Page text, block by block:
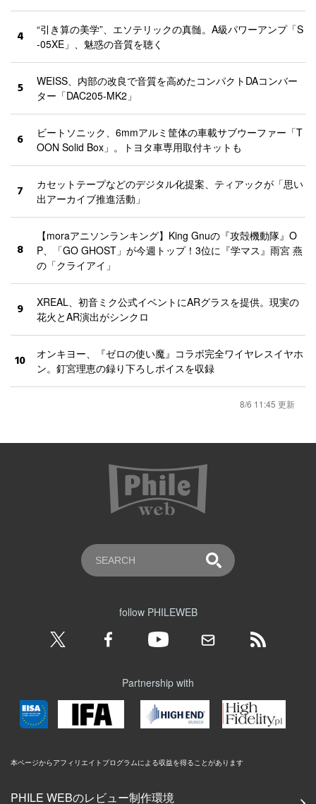
4
“引き算の美学”、エソテリックの真髄。A級パワーアンプ「S
-05XE」、魅惑の音質を聴く
5
WEISS、内部の改良で音質を高めたコンパクトDAコンバー
ター「DAC205-MK2」
6
ビートソニック、6mmアルミ筐体の車載サブウーファー「T
OON Solid Box」。トヨタ車専用取付キットも
7
カセットテープなどのデジタル化提案、ティアックが「思い
出アーカイブ推進活動」
8
【moraアニソンランキング】King Gnuの『攻殻機動隊』O
P、「GO GHOST」が今週トップ！3位に『学マス』雨宮 燕
の「クライアイ」
9
XREAL、初音ミク公式イベントにARグラスを提供。現実の
花火とAR演出がシンクロ
10
オンキヨー、『ゼロの使い魔』コラボ完全ワイヤレスイヤホ
ン。釘宮理恵の録り下ろしボイスを収録
8/6 11:45 更新
follow PHILEWEB
Partnership with
本ページからアフィリエイトプログラムによる収益を得ることがあります
PHILE WEBのレビュー制作環境